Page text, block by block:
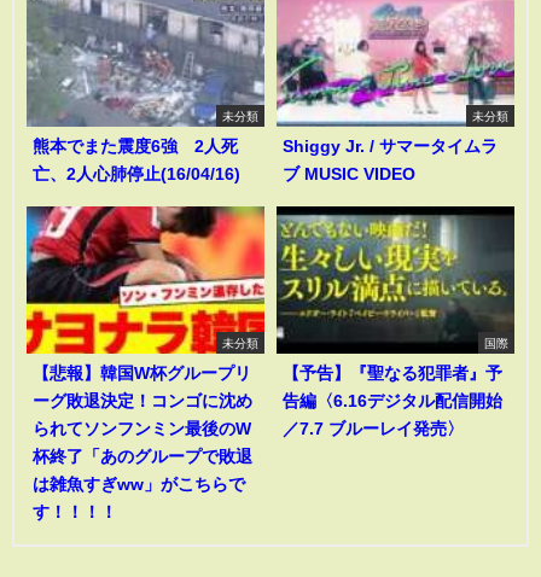
未分類
熊本でまた震度6強 2人死
亡、2人心肺停止(16/04/16)
未分類
Shiggy Jr. / サマータイムラ
ブ MUSIC VIDEO
未分類
【悲報】韓国W杯グループリ
ーグ敗退決定！コンゴに沈め
られてソンフンミン最後のW
杯終了「あのグループで敗退
は雑魚すぎww」がこちらで
す！！！！
国際
【予告】『聖なる犯罪者』予
告編〈6.16デジタル配信開始
／7.7 ブルーレイ発売〉